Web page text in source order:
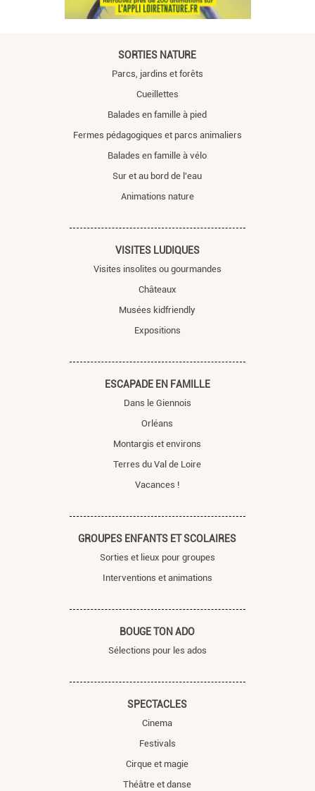
SORTIES NATURE
Parcs, jardins et forêts
Cueillettes
Balades en famille à pied
Fermes pédagogiques et parcs animaliers
Balades en famille à vélo
Sur et au bord de l'eau
Animations nature
VISITES LUDIQUES
Visites insolites ou gourmandes
Châteaux
Musées kidfriendly
Expositions
ESCAPADE EN FAMILLE
Dans le Giennois
Orléans
Montargis et environs
Terres du Val de Loire
Vacances !
GROUPES ENFANTS ET SCOLAIRES
Sorties et lieux pour groupes
Interventions et animations
BOUGE TON ADO
Sélections pour les ados
SPECTACLES
Cinema
Festivals
Cirque et magie
Théâtre et danse